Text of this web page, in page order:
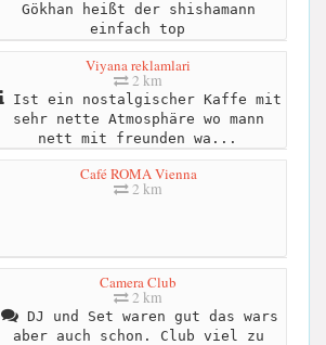
Gökhan heißt der shishamann
einfach top
Viyana reklamlari
2 km
Ist ein nostalgischer Kaffe mit
sehr nette Atmosphäre wo mann
nett mit freunden wa...
Café ROMA Vienna
2 km
Camera Club
2 km
DJ und Set waren gut das wars
aber auch schon. Club viel zu